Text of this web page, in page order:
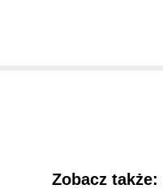
Zobacz także: